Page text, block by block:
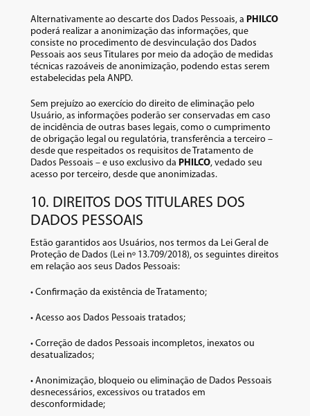
Alternativamente ao descarte dos Dados Pessoais, a PHILCO
poderá realizar a anonimização das informações, que
consiste no procedimento de desvinculação dos Dados
Pessoais aos seus Titulares por meio da adoção de medidas
técnicas razoáveis de anonimização, podendo estas serem
estabelecidas pela ANPD.
Sem prejuízo ao exercício do direito de eliminação pelo
Usuário, as informações poderão ser conservadas em caso
de incidência de outras bases legais, como o cumprimento
de obrigação legal ou regulatória, transferência a terceiro –
desde que respeitados os requisitos de Tratamento de
Dados Pessoais – e uso exclusivo da PHILCO, vedado seu
acesso por terceiro, desde que anonimizadas.
10. DIREITOS DOS TITULARES DOS
DADOS PESSOAIS
Estão garantidos aos Usuários, nos termos da Lei Geral de
Proteção de Dados (Lei nº 13.709/2018), os seguintes direitos
em relação aos seus Dados Pessoais:
• Confirmação da existência de Tratamento;
• Acesso aos Dados Pessoais tratados;
• Correção de dados Pessoais incompletos, inexatos ou
desatualizados;
• Anonimização, bloqueio ou eliminação de Dados Pessoais
desnecessários, excessivos ou tratados em
desconformidade;